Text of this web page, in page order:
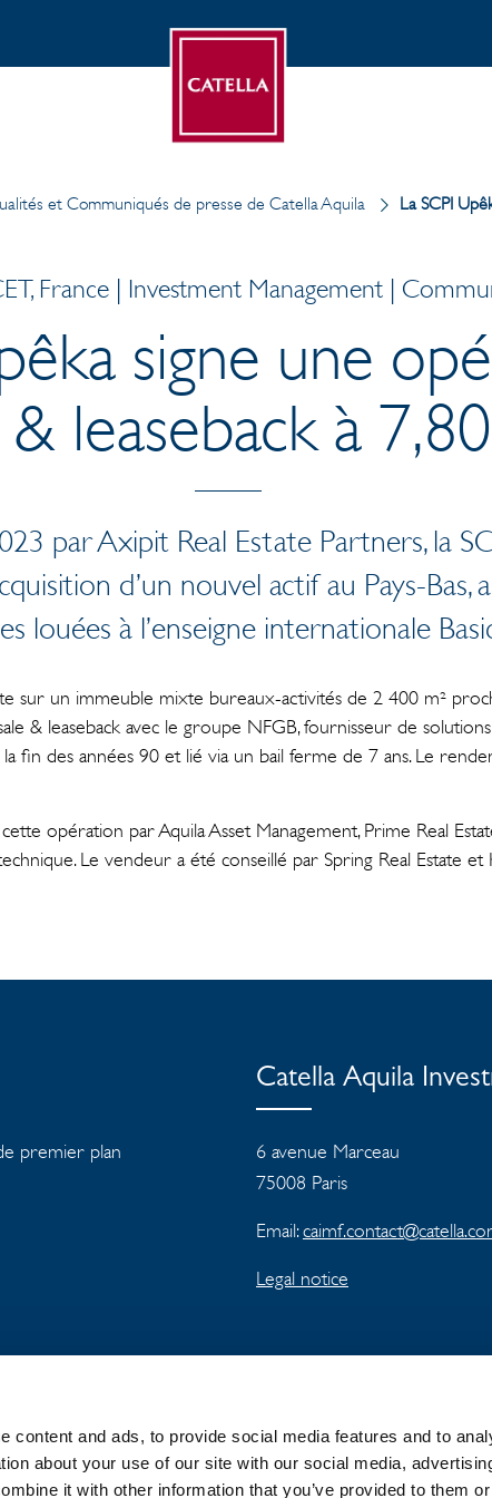
content and ads, to provide social media features and to
about your use of our site with our social media,
it with other information that you’ve provided to them
et Communiqués de presse de Catella Aquila La SCPI
France | Investment Management |
signe une
& leaseback à
par Axipit Real Estate Partners, la
d’un nouvel actif au Pays-Bas,
louées à l’enseigne internationale
sur un immeuble mixte bureaux-activités de 2 400 m²
& leaseback avec le groupe NFGB, fournisseur de solutions
fin des années 90 et lié via un bail ferme de 7 ans. Le
opération par Aquila Asset Management, Prime Real
Le vendeur a été conseillé par Spring Real Estate et
premier plan
Catella Aquila
6 avenue Marceau
75008 Paris
Email:
Legal notice
CATELLA ACTUALITÉS